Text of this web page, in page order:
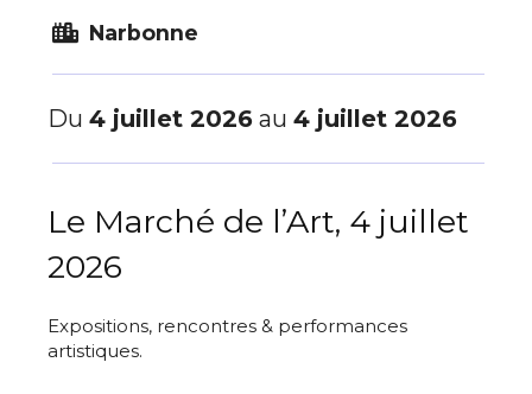
Narbonne
Du 4 juillet 2026 au 4 juillet 2026
Le Marché de l’Art, 4 juillet
2026
Expositions, rencontres & performances
artistiques.